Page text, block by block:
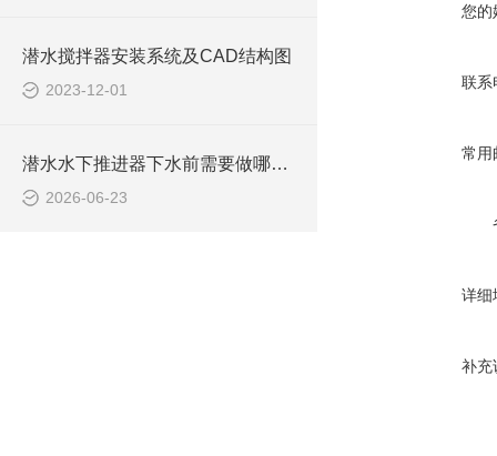
潜水搅拌器安装系统及CAD结构图
2023-12-01
潜水水下推进器下水前需要做哪些检查？
2026-06-23
您的
联系
常用
详细
补充